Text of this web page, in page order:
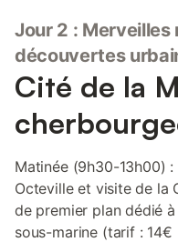
Jour 2 : Merveilles
découvertes
Cité de la
Matinée (9h30-13h00)
Octeville et visite de la
de premier plan dédié
sous-marine (tarif :